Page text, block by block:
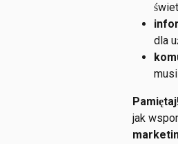
dla
jak